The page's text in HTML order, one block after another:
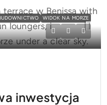
WIDOK NA MORZE
inwestycja